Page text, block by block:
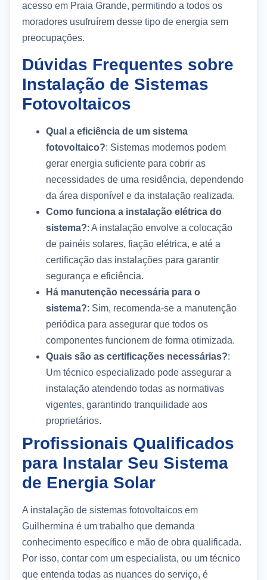
acesso em Praia Grande, permitindo a todos os
moradores usufruírem desse tipo de energia sem
preocupações.
Dúvidas Frequentes sobre
Instalação de Sistemas
Fotovoltaicos
Qual a eficiência de um sistema
fotovoltaico?: Sistemas modernos podem
gerar energia suficiente para cobrir as
necessidades de uma residência, dependendo
da área disponível e da instalação realizada.
Como funciona a instalação elétrica do
sistema?: A instalação envolve a colocação
de painéis solares, fiação elétrica, e até a
certificação das instalações para garantir
segurança e eficiência.
Há manutenção necessária para o
sistema?: Sim, recomenda-se a manutenção
periódica para assegurar que todos os
componentes funcionem de forma otimizada.
Quais são as certificações necessárias?:
Um técnico especializado pode assegurar a
instalação atendendo todas as normativas
vigentes, garantindo tranquilidade aos
proprietários.
Profissionais Qualificados
para Instalar Seu Sistema
de Energia Solar
A instalação de sistemas fotovoltaicos em
Guilhermina é um trabalho que demanda
conhecimento específico e mão de obra qualificada.
Por isso, contar com um especialista, ou um técnico
que entenda todas as nuances do serviço, é